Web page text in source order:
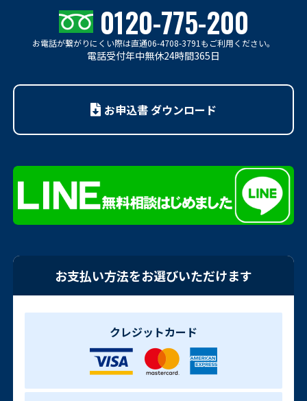
0120-775-200
お電話が繋がりにくい際は直通06-4708-3791もご利用ください。
電話受付年中無休24時間365日
お申込書 ダウンロード
お支払い方法をお選びいただけます
クレジットカード